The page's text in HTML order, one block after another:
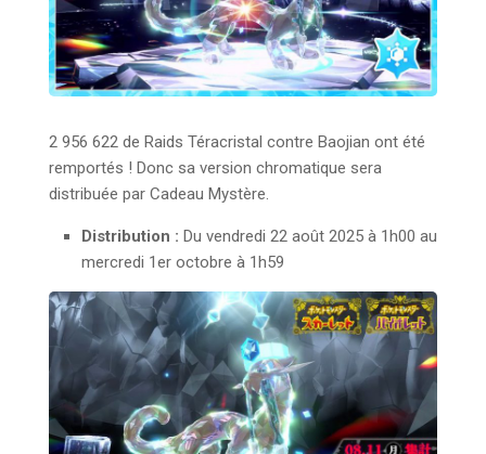
2 956 622 de Raids Téracristal contre Baojian ont été
remportés ! Donc sa version chromatique sera
distribuée par Cadeau Mystère.
Distribution : Du vendredi 22 août 2025 à 1h00 au
mercredi 1er octobre à 1h59